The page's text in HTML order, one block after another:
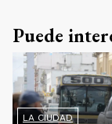
Puede
LA CIUDAD